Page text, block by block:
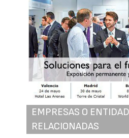
EMPRESAS O
RELACIONADAS